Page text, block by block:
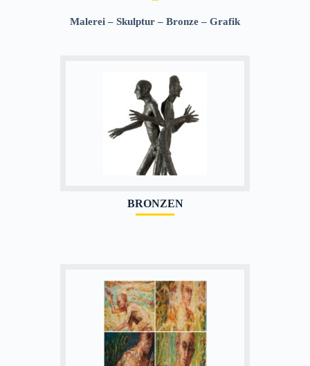
Malerei – Skulptur – Bronze – Grafik
BRONZEN